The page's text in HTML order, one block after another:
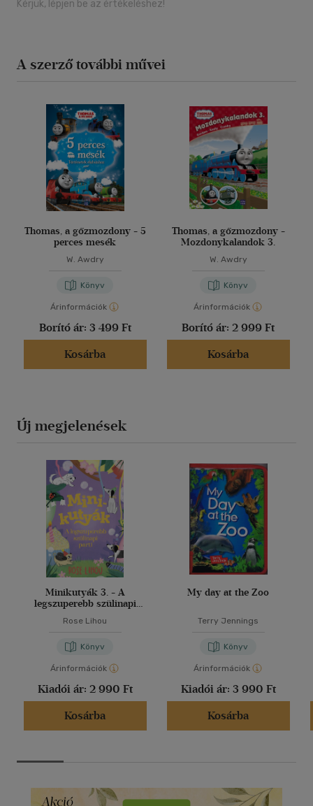
Kérjük, lépjen be az értékeléshez!
A szerző további művei
Thomas, a gőzmozdony - 5
perces mesék
W. Awdry
Könyv
Árinformációk
Borító ár: 3 499 Ft
Kosárba
Thomas, a gőzmozdony -
Mozdonykalandok 3.
W. Awdry
Könyv
Árinformációk
Borító ár: 2 999 Ft
Kosárba
Új megjelenések
Minikutyák 3. - A
legszuperebb szülinapi
Rose Lihou
Könyv
Árinformációk
Kiadói ár: 2 990 Ft
Kosárba
My day at the Zoo
Terry Jennings
Könyv
Árinformációk
Kiadói ár: 3 990 Ft
Kosárba